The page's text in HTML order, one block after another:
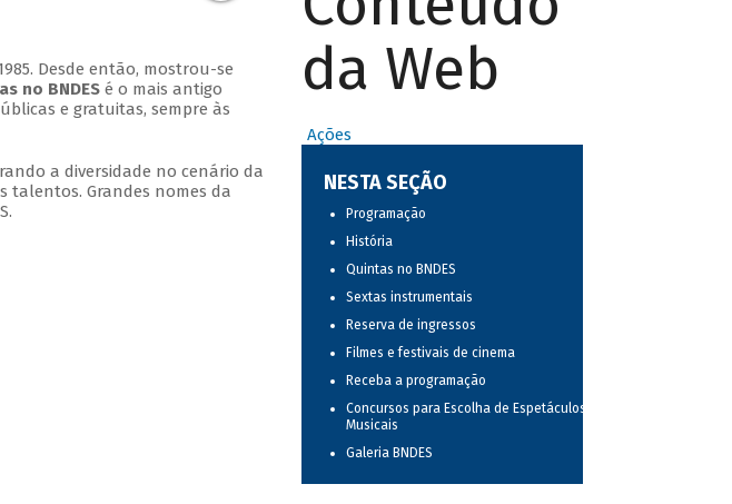
Desde então, mostrou-se
no BNDESé o mais antigo
e gratuitas, sempre às
a diversidade no cenário da
talentos. Grandes nomes da
da Web
Ações
NESTA SEÇÃO
Programação
História
Quintas no BNDES
Sextas instrumentais
Reserva de ingressos
Filmes e festivais de cinema
Receba a programação
Concursos para Escolha de Espetáculos
Musicais
Galeria BNDES